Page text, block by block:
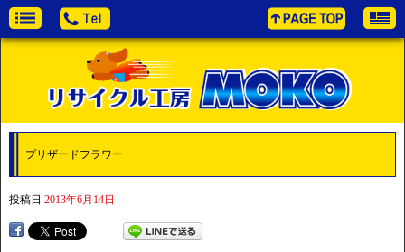
プリザードフラワー
投稿日 2013年6月14日